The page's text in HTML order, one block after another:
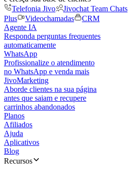
Telefonia Jivo
Jivochat Team Chats
Plus
Videochamadas
CRM
Agente IA
Responda perguntas frequentes
automaticamente
WhatsApp
Profissionalize o atendimento
no WhatsApp e venda mais
JivoMarketing
Aborde clientes na sua página
antes que saiam e recupere
carrinhos abandonados
Planos
Afiliados
Ajuda
Aplicativos
Blog
Recursos